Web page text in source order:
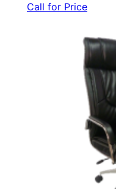
Call for Price